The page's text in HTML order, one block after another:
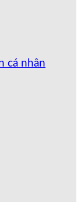
cá nhân